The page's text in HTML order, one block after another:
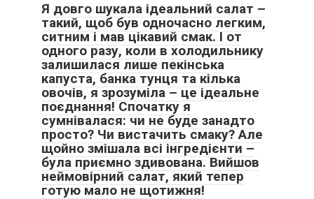
Я довго шукала ідеальний салат –
такий, щоб був одночасно легким,
ситним і мав цікавий смак. І от
одного разу, коли в холодильнику
залишилася лише пекінська
капуста, банка тунця та кілька
овочів, я зрозуміла – це ідеальне
поєднання! Спочатку я
сумнівалася: чи не буде занадто
просто? Чи вистачить смаку? Але
щойно змішала всі інгредієнти –
була приємно здивована. Вийшов
неймовірний салат, який тепер
готую мало не щотижня!